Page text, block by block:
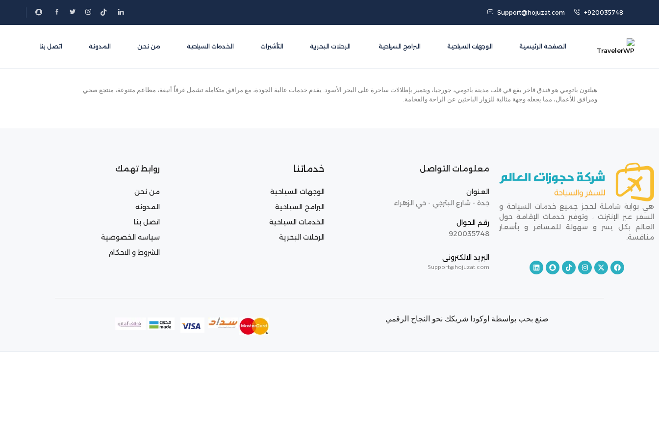
+920035748
Support@hojuzat.com
الصفحة الرئيسية الوجهات السياحية البرامج السياحية الرحلات البحرية التأشيرات الخدمات السياحية من نحن المدونة اتصل بنا
هيلتون باتومي هو فندق فاخر يقع في قلب مدينة باتومي، جورجيا، ويتميز بإطلالات ساحرة على البحر الأسود. يقدم خدمات عالية الجودة، مع مرافق متكاملة تشمل غرفاً أنيقة، مطاعم متنوعة، منتجع صحي
ومرافق للأعمال، مما يجعله وجهة مثالية للزوار الباحثين عن الراحة والفخامة.
هي بوابة شاملة لحجز جميع خدمات السياحة و
السفر عبر الإنترنت ، وتوفير خدمات الإقامة حول
العالم بكل يسر و سهولة للمسافر و بأسعار
منافسة.
معلومات التواصل
العنوان
جدة - شارع البترجي - حي الزهراء
رقم الجوال
920035748
البريد الالكترونى
Support@hojuzat.com
خدماتنا
الوجهات السياحية
البرامج السياحية
الخدمات السياحية
الرحلات البحرية
روابط تهمك
من نحن
المدونه
اتصل بنا
سياسه الخصوصية
الشروط و الاحكام
صنع بحب بواسطة اوكودا شريكك نحو النجاح الرقمي